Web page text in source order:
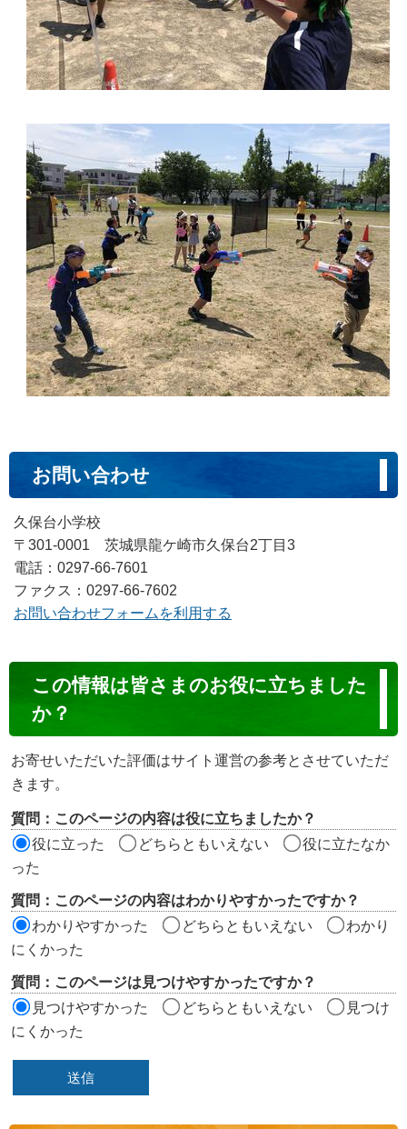
お問い合わせ
久保台小学校
〒301-0001 茨城県龍ケ崎市久保台2丁目3
電話：0297-66-7601
ファクス：0297-66-7602
お問い合わせフォームを利用する
ン
ン
ツ
価
ア
この情報は皆さまのお役に立ちました
か？
お寄せいただいた評価はサイト運営の参考とさせていただ
きます。
質問：このページの内容は役に立ちましたか？
役に立った
どちらともいえない
役に立たなか
った
質問：このページの内容はわかりやすかったですか？
わかりやすかった
どちらともいえない
わかり
にくかった
質問：このページは見つけやすかったですか？
見つけやすかった
どちらともいえない
見つけ
にくかった